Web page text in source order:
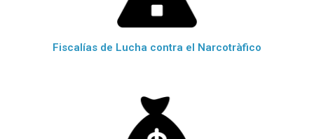
Fiscalías de Lucha contra el Narcotràfico